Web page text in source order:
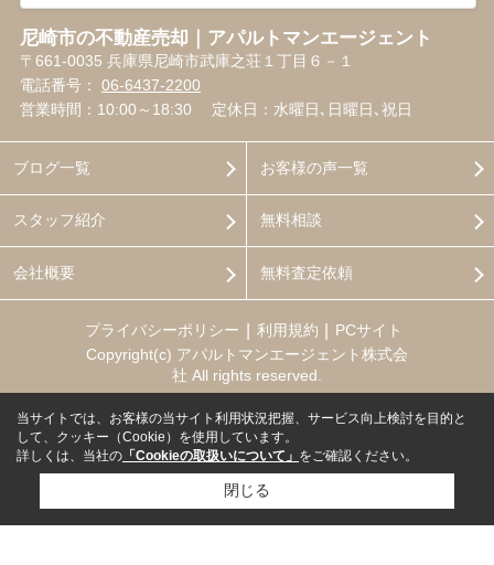
尼崎市の不動産売却｜アパルトマンエージェント
〒661-0035 兵庫県尼崎市武庫之荘１丁目６－１
電話番号： 06-6437-2200
営業時間：10:00～18:30
定休日：水曜日､日曜日､祝日
ブログ一覧
スタッフ紹介
会社概要
お客様の声一覧
無料相談
無料査定依頼
プライバシーポリシー 利用規約
PCサイト
Copyright(c) アパルトマンエージェント株式会
社 All rights reserved.
当サイトでは、お客様の当サイト利用状況把握、サービス向上検討を目的と
して、クッキー（Cookie）を使用しています。
詳しくは、当社の 「Cookieの取扱いについて」 をご確認ください。
閉じる